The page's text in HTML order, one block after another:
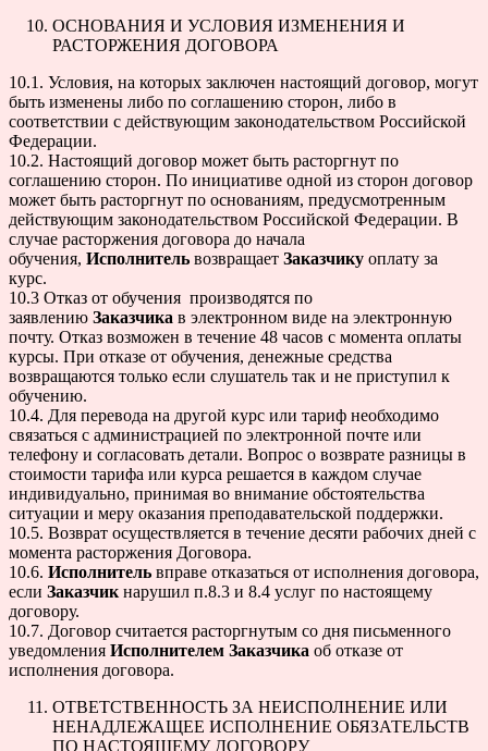
ОСНОВАНИЯ И УСЛОВИЯ ИЗМЕНЕНИЯ И
РАСТОРЖЕНИЯ ДОГОВОРА
10.1. Условия, на которых заключен настоящий договор, могут
быть изменены либо по соглашению сторон, либо в
соответствии с действующим законодательством Российской
Федерации.
10.2. Настоящий договор может быть расторгнут по
соглашению сторон. По инициативе одной из сторон договор
может быть расторгнут по основаниям, предусмотренным
действующим законодательством Российской Федерации. В
случае расторжения договора до начала
обучения, Исполнитель возвращает Заказчику оплату за
курс.
10.3 Отказ от обучения производятся по
заявлению Заказчика в электронном виде на электронную
почту. Отказ возможен в течение 48 часов с момента оплаты
курсы. При отказе от обучения, денежные средства
возвращаются только если слушатель так и не приступил к
обучению.
10.4. Для перевода на другой курс или тариф необходимо
связаться с администрацией по электронной почте или
телефону и согласовать детали. Вопрос о возврате разницы в
стоимости тарифа или курса решается в каждом случае
индивидуально, принимая во внимание обстоятельства
ситуации и меру оказания преподавательской поддержки.
10.5. Возврат осуществляется в течение десяти рабочих дней с
момента расторжения Договора.
10.6. Исполнитель вправе отказаться от исполнения договора,
если Заказчик нарушил п.8.3 и 8.4 услуг по настоящему
договору.
10.7. Договор считается расторгнутым со дня письменного
уведомления Исполнителем Заказчика об отказе от
исполнения договора.
ОТВЕТСТВЕННОСТЬ ЗА НЕИСПОЛНЕНИЕ ИЛИ
НЕНАДЛЕЖАЩЕЕ ИСПОЛНЕНИЕ ОБЯЗАТЕЛЬСТВ
ПО НАСТОЯЩЕМУ ДОГОВОРУ